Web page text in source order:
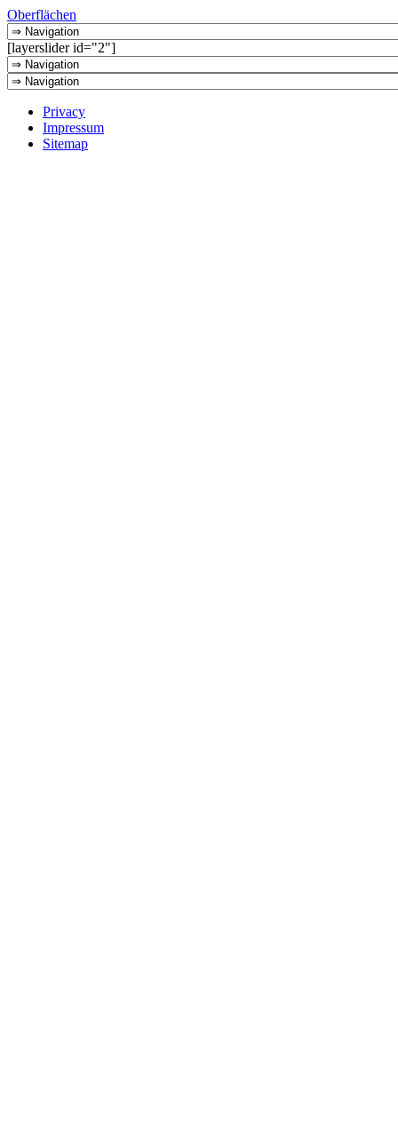
Oberflächen
[layerslider id="2"]
Privacy
Impressum
Sitemap